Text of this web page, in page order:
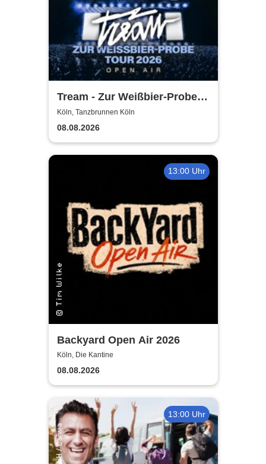
Tream - Zur Weißbier-Probe
Tour 2026
Köln, Tanzbrunnen Köln
08.08.2026
13:00 Uhr
Backyard Open Air 2026
Köln, Die Kantine
08.08.2026
13:00 Uhr